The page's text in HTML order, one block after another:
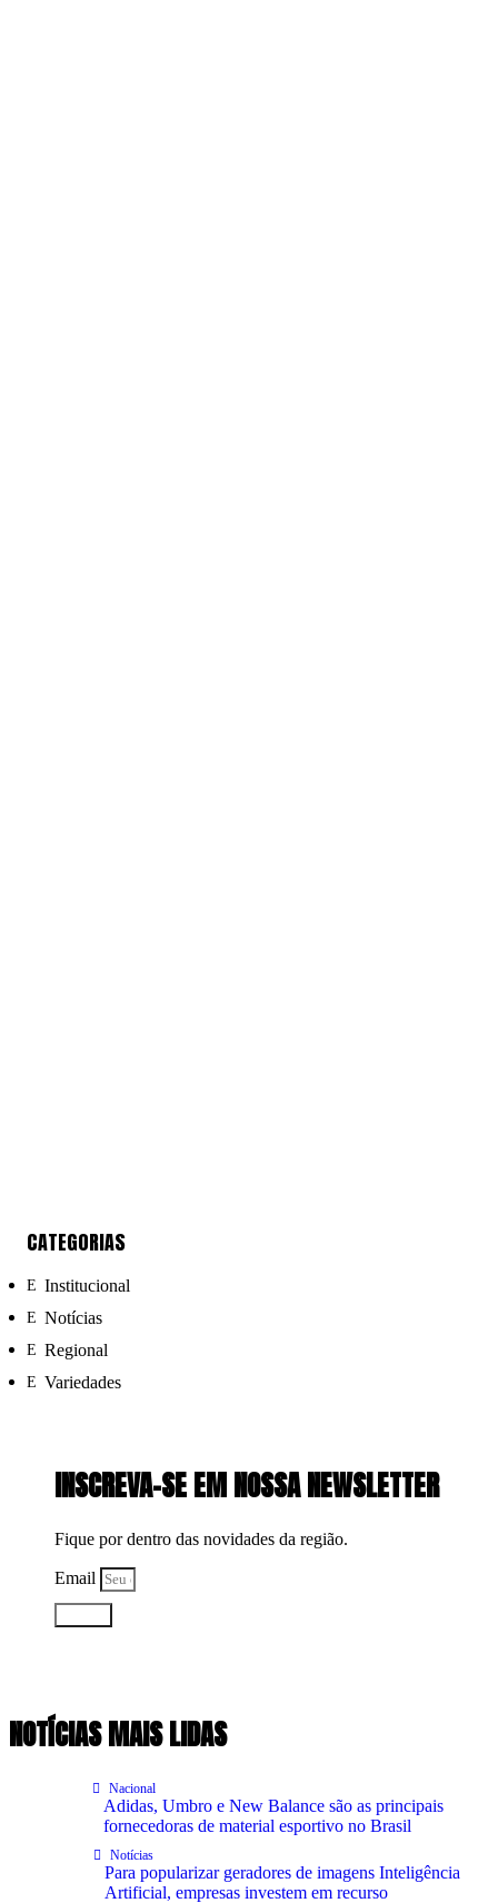
CATEGORIAS
Institucional
Notícias
Regional
Variedades
INSCREVA-SE EM NOSSA NEWSLETTER
Fique por dentro das novidades da região.
Email
NOTÍCIAS MAIS LIDAS
Nacional
Adidas, Umbro e New Balance são as principais
fornecedoras de material esportivo no Brasil
Notícias
Para popularizar geradores de imagens Inteligência
Artificial, empresas investem em recurso